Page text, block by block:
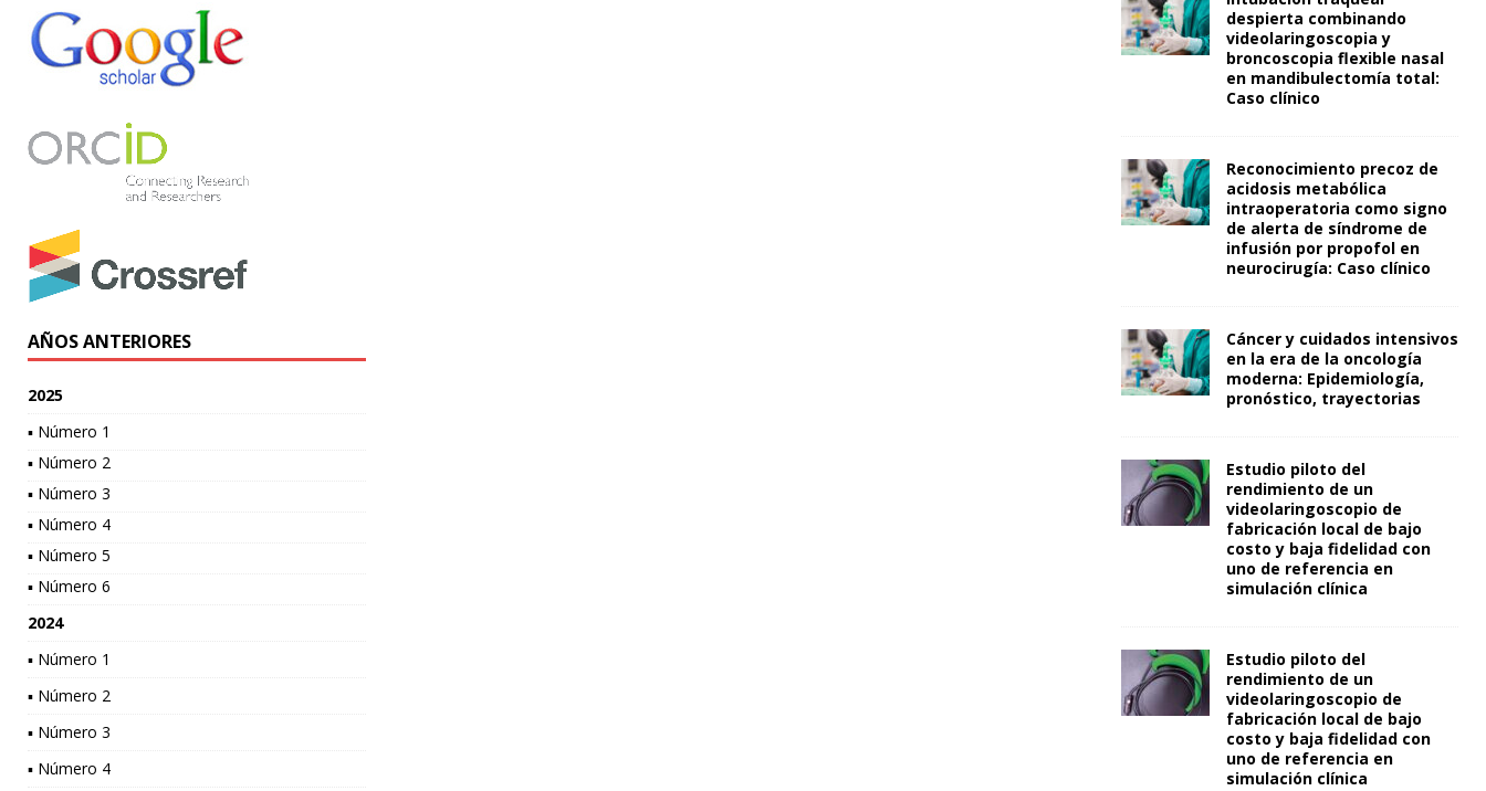
AÑOS ANTERIORES
2025
▪ Número 1
▪ Número 2
▪ Número 3
▪ Número 4
▪ Número 5
▪ Número 6
2024
▪ Número 1
▪ Número 2
▪ Número 3
▪ Número 4
despierta combinando
videolaringoscopia y
broncoscopia flexible nasal
en mandibulectomía total:
Caso clínico
Reconocimiento precoz de
acidosis metabólica
intraoperatoria como signo
de alerta de síndrome de
infusión por propofol en
neurocirugía: Caso clínico
Cáncer y cuidados intensivos
en la era de la oncología
moderna: Epidemiología,
pronóstico, trayectorias
Estudio piloto del
rendimiento de un
videolaringoscopio de
fabricación local de bajo
costo y baja fidelidad con
uno de referencia en
simulación clínica
Estudio piloto del
rendimiento de un
videolaringoscopio de
fabricación local de bajo
costo y baja fidelidad con
uno de referencia en
simulación clínica